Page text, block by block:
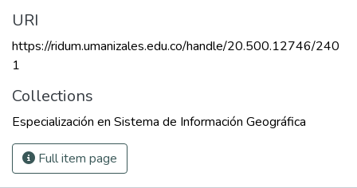
URI
https://ridum.umanizales.edu.co/handle/20.500.12746/240
1
Collections
Especialización en Sistema de Información Geográfica
Full item page